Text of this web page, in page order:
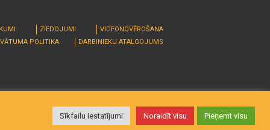
ZIEDOJUMI
VIDEONOVĒROŠANA
POLITIKA
DARBINIEKU ATALGOJUMS
Sīkfailu iestatījumi Noraidīt visu Pieņemt visu